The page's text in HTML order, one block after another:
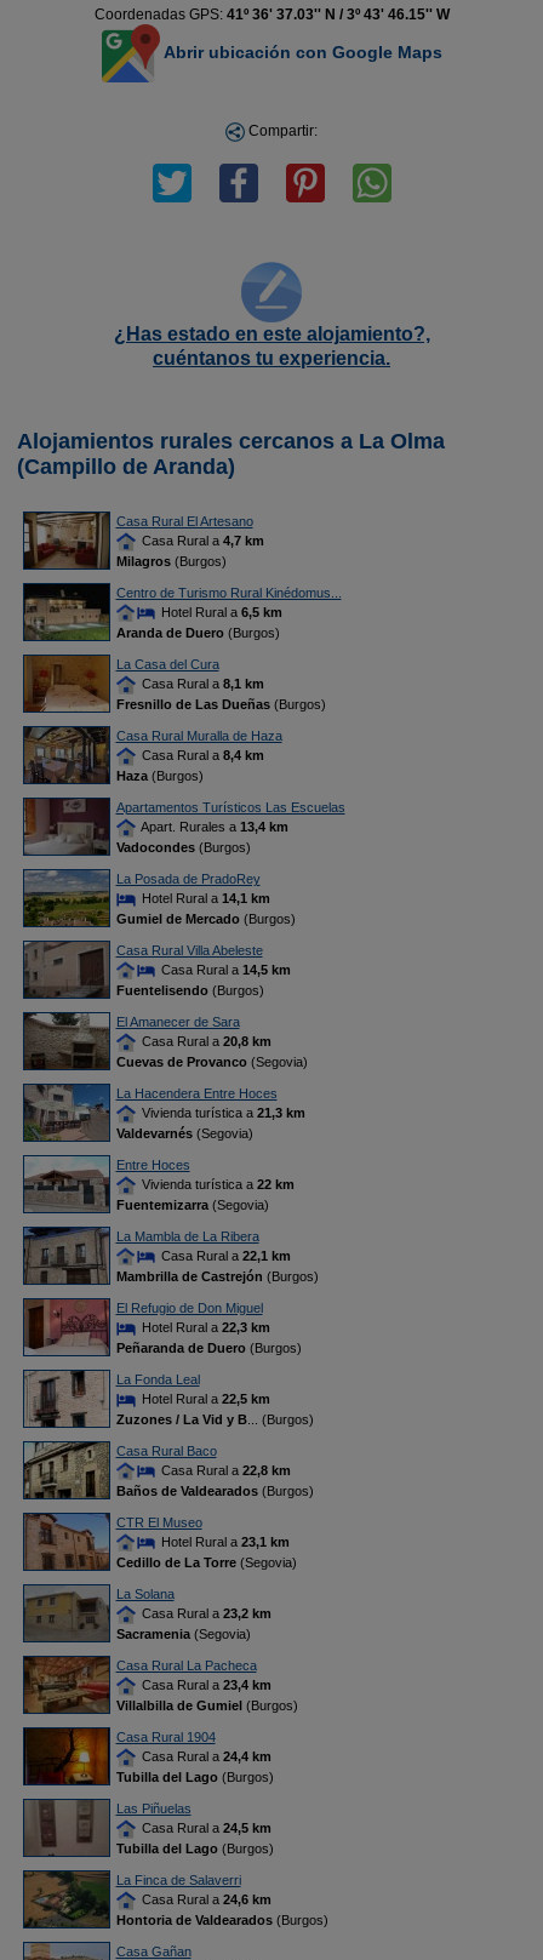
Coordenadas GPS: 41º 36' 37.03'' N / 3º 43' 46.15'' W
Abrir ubicación con Google Maps
Compartir:
¿Has estado en este alojamiento?,
cuéntanos tu experiencia.
Alojamientos rurales cercanos a La Olma
(Campillo de Aranda)
Casa Rural El Artesano
Casa Rural a 4,7 km
Milagros(Burgos)
Centro de Turismo Rural Kinédomus...
Hotel Rural a 6,5 km
Aranda de Duero(Burgos)
La Casa del Cura
Casa Rural a 8,1 km
Fresnillo de Las Dueñas(Burgos)
Casa Rural Muralla de Haza
Casa Rural a 8,4 km
Haza(Burgos)
Apartamentos Turísticos Las Escuelas
Apart. Rurales a 13,4 km
Vadocondes(Burgos)
La Posada de PradoRey
Hotel Rural a 14,1 km
Gumiel de Mercado(Burgos)
Casa Rural Villa Abeleste
Casa Rural a 14,5 km
Fuentelisendo(Burgos)
El Amanecer de Sara
Casa Rural a 20,8 km
Cuevas de Provanco(Segovia)
La Hacendera Entre Hoces
Vivienda turística a 21,3 km
Valdevarnés(Segovia)
Entre Hoces
Vivienda turística a 22 km
Fuentemizarra(Segovia)
La Mambla de La Ribera
Casa Rural a 22,1 km
Mambrilla de Castrejón (Burgos)
El Refugio de Don Miguel
Hotel Rural a 22,3 km
Peñaranda de Duero(Burgos)
La Fonda Leal
Hotel Rural a 22,5 km
Zuzones / La Vid y B... (Burgos)
Casa Rural Baco
Casa Rural a 22,8 km
Baños de Valdearados(Burgos)
CTR El Museo
Hotel Rural a 23,1 km
Cedillo de La Torre(Segovia)
La Solana
Casa Rural a 23,2 km
Sacramenia(Segovia)
Casa Rural La Pacheca
Casa Rural a 23,4 km
Villalbilla de Gumiel(Burgos)
Casa Rural 1904
Casa Rural a 24,4 km
Tubilla del Lago(Burgos)
Las Piñuelas
Casa Rural a 24,5 km
Tubilla del Lago(Burgos)
La Finca de Salaverri
Casa Rural a 24,6 km
Hontoria de Valdearados(Burgos)
Casa Gañan